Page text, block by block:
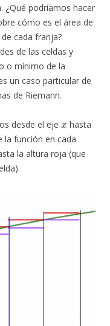
¿Qué podríamos hacer
cómo es el área de
cada franja?
de las celdas y
o mínimo de la
un caso particular de
de Riemann.
desde el eje
hasta
la función en cada
la altura roja (que